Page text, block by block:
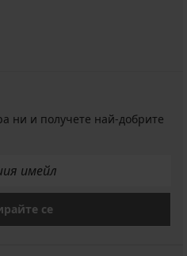
ни и получете най-добрите
се